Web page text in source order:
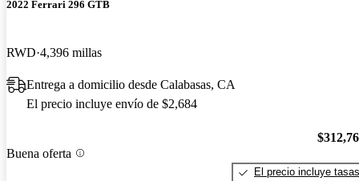
2022 Ferrari 296 GTB
RWD 4,396 millas
Entrega a domicilio desde Calabasas, CA
El precio incluye envío de $2,684
Buena oferta
El precio incluye tasas